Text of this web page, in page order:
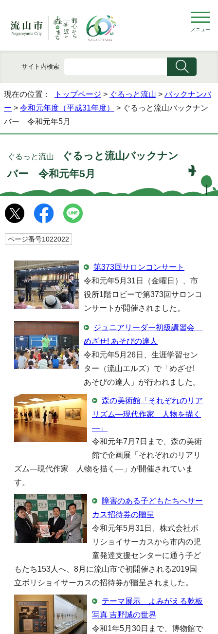
メニュー
サイト内検索
現在の位置： トップページ > ぐるっと流山 > バックナンバ
ー > 令和元年度（平成31年度）
> ぐるっと流山バックナン
バー 令和元年5月
ぐるっと流山
ぐるっと流山バックナン
バー 令和元年5月
ページ番号1022022
第373回サロンコンサート
令和元年5月31日（金曜日）、市
役所1階ロビーで第373回サロンコ
ンサートが開催されました。
ジュニアリーダー初級講習会
めざせ! あそびの達人
令和元年5月26日、生涯学習セン
ター（流山エルズ）で「めざせ!
あそびの達人」が行われました。
森の美術館「それぞれのリア
リズム―現代作家 人物を描く
―」
令和元年7月7日まで、森の美術
館で企画展「それぞれのリアリ
ズム―現代作家 人物を描く―」が開催されていま
す。
障害のある子どもたちへサー
カス招待券の贈呈
令和元年5月31日、株式会社ボ
リショイサーカスから市内の児
童発達支援センターに通う子ど
もたち153人へ、8月に流山市で初開催される2019国
立ボリショイサーカスの招待券が贈呈されました。
テーマ展示 よみがえる乾板
写真 吉野誠の世界
令和1年5月30日まで、博物館で